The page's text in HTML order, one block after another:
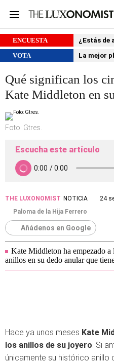
ENCUESTA
¿Estás de
VOTA
La mejor
Qué significan los
Kate Middleton en
Foto: Gtres.
Escucha este artículo
THE LUXONOMIST NOTICIA
24
Paloma de la Hija Ferrero
Añádenos en Google
Kate Middleton ha empezado
anillos en su dedo anular que
Hace ya unos meses Kate
los anillos de su joyero. Si
únicamente su histórico